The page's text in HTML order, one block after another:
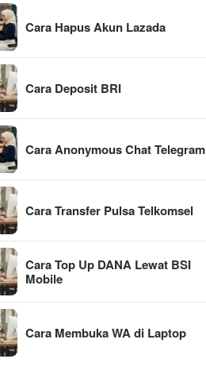
Cara Hapus Akun Lazada
Cara Deposit BRI
Cara Anonymous Chat Telegram
Cara Transfer Pulsa Telkomsel
Cara Top Up DANA Lewat BSI
Mobile
Cara Membuka WA di Laptop